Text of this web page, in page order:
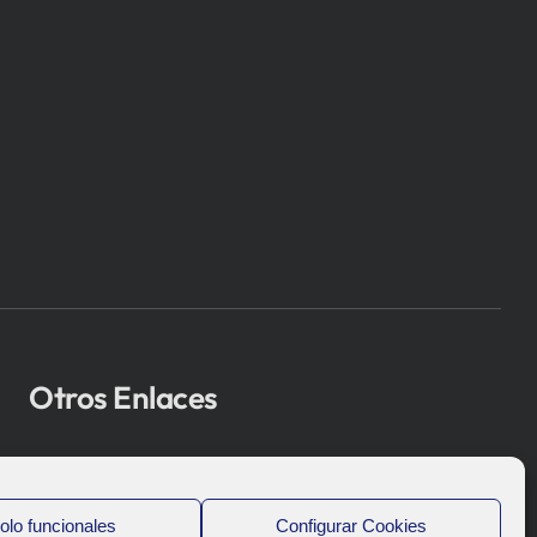
funcionales Configurar Cookies
Otros Enlaces
Bioef